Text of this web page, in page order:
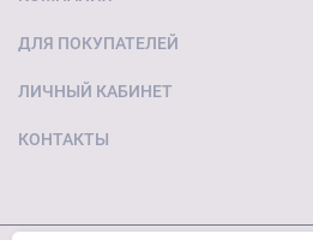
ДЛЯ ПОКУПАТЕЛЕЙ
ЛИЧНЫЙ КАБИНЕТ
КОНТАКТЫ